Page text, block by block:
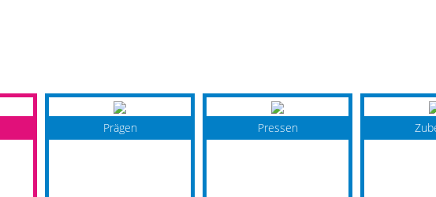
Prägen Pressen